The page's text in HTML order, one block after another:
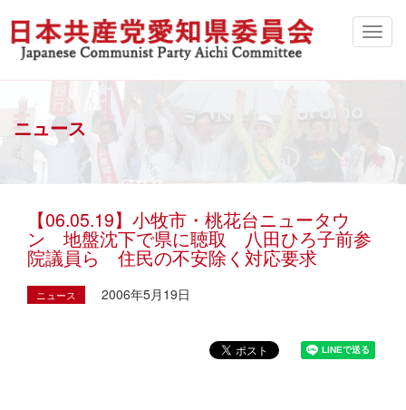
ニュース
【06.05.19】小牧市・桃花台ニュータウ
ン 地盤沈下で県に聴取 八田ひろ子前参
院議員ら 住民の不安除く対応要求
ニュース 2006年5月19日